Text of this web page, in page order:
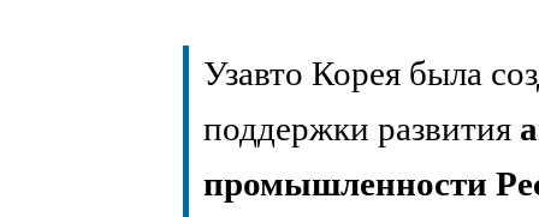
Узавто Корея была
поддержки развития
промышленности